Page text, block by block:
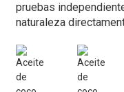
pruebas
naturaleza